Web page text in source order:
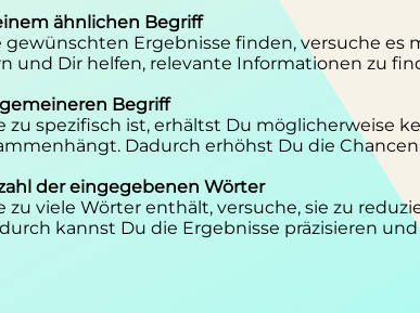
ähnlichen Begriff
Ergebnisse finden, versuche
und Dir helfen, relevante Informationen zu
Begriff
zu spezifisch ist, erhältst Du möglicherweise
Dadurch erhöhst Du die
der eingegebenen Wörter
zu viele Wörter enthält, versuche, sie zu
kannst Du die Ergebnisse präzisieren